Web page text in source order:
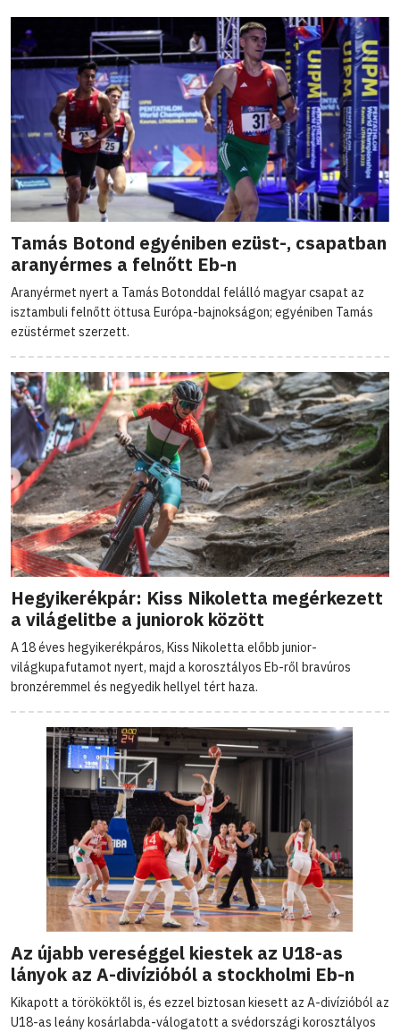
Tamás Botond egyéniben ezüst-, csapatban
aranyérmes a felnőtt Eb-n
Aranyérmet nyert a Tamás Botonddal felálló magyar csapat az
isztambuli felnőtt öttusa Európa-bajnokságon; egyéniben Tamás
ezüstérmet szerzett.
Hegyikerékpár: Kiss Nikoletta megérkezett
a világelitbe a juniorok között
A 18 éves hegyikerékpáros, Kiss Nikoletta előbb junior-
világkupafutamot nyert, majd a korosztályos Eb-ről bravúros
bronzéremmel és negyedik hellyel tért haza.
Az újabb vereséggel kiestek az U18-as
lányok az A-divízióból a stockholmi Eb-n
Kikapott a törököktől is, és ezzel biztosan kiesett az A-divízióból az
U18-as leány kosárlabda-válogatott a svédországi korosztályos